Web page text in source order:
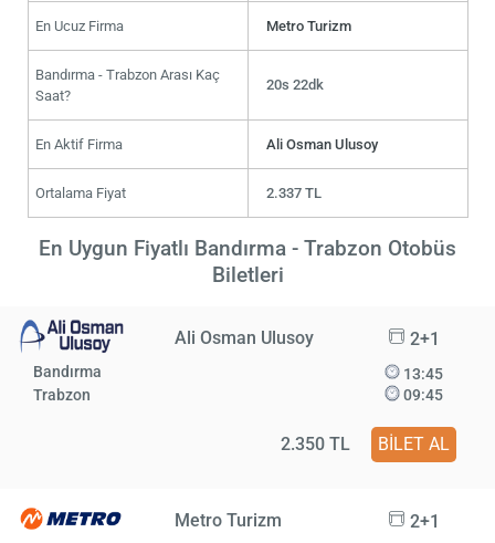
En Ucuz Firma Metro Turizm
Bandırma - Trabzon Arası Kaç
Saat?
20s 22dk
En Aktif Firma Ali Osman Ulusoy
Ortalama Fiyat 2.337 TL
En Uygun Fiyatlı Bandırma - Trabzon Otobüs
Biletleri
Ali Osman Ulusoy 2+1
Bandırma
Trabzon
13:45
09:45
2.350 TL BİLET AL
Metro Turizm 2+1